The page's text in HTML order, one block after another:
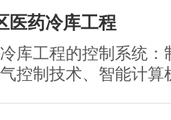
医药冷库工程
库工程的控制系统：
控制技术、智能计算